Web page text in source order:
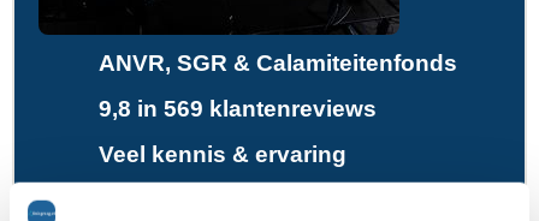
ANVR, SGR & Calamiteitenfonds
9,8 in 569 klantenreviews
Veel kennis & ervaring